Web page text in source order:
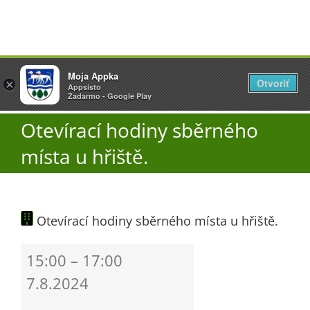
Přeskočit
na
obsah
Úřad
O obci
Aktuality
Otevírací hodiny sběrného
místa u hřiště.
Otevírací hodiny sběrného místa u hřiště.
hodiny
sběrného
15:00 – 17:00
7.8.2024
×
Vyžlovka
AppSisto
- In Google Play
Otevřít
×
Moja Appka
Appsisto
Zadarmo - Google Play
Otvoriť